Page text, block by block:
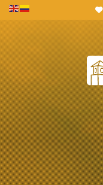
Estudiantes Profesores